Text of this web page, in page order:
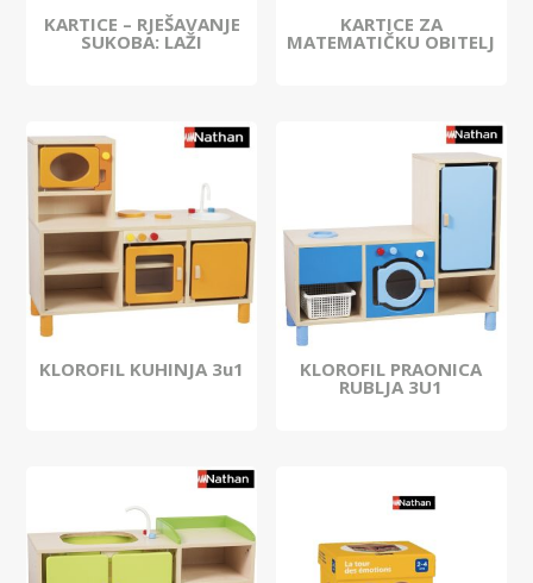
KARTICE – RJEŠAVANJE
SUKOBA: LAŽI
KARTICE ZA
MATEMATIČKU OBITELJ
KLOROFIL KUHINJA 3u1 KLOROFIL PRAONICA
RUBLJA 3U1